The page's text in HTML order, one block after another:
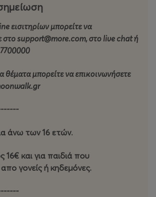
εισιτηρίων μπορείτε να
στο support@more.com, στο live chat ή
θέματα μπορείτε να επικοινωνήσετε
άνω των 16 ετών.
16€ και για παιδιά που
γονείς ή κηδεμόνες.